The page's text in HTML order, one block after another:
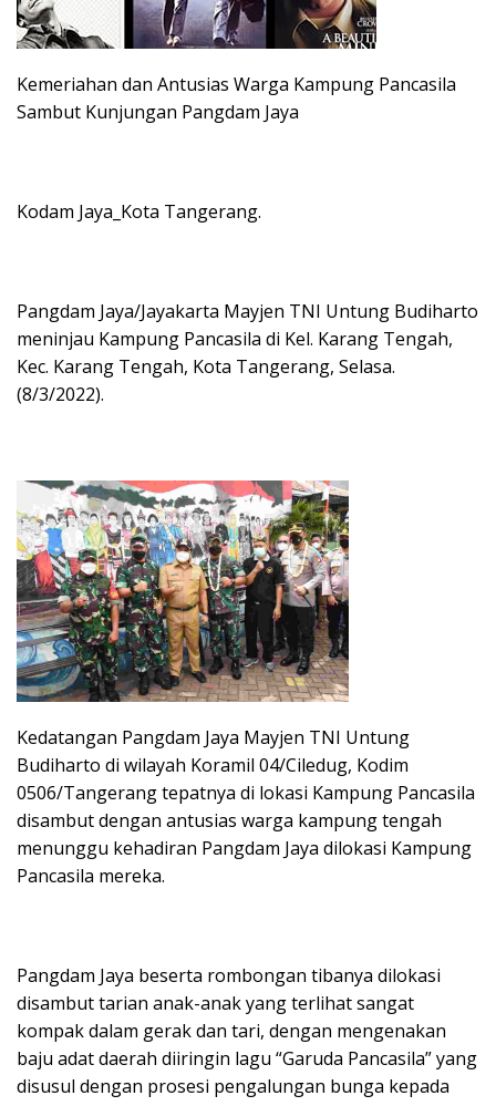
Kemeriahan dan Antusias Warga Kampung Pancasila
Sambut Kunjungan Pangdam Jaya
Kodam Jaya_Kota Tangerang.
Pangdam Jaya/Jayakarta Mayjen TNI Untung Budiharto
meninjau Kampung Pancasila di Kel. Karang Tengah,
Kec. Karang Tengah, Kota Tangerang, Selasa.
(8/3/2022).
Kedatangan Pangdam Jaya Mayjen TNI Untung
Budiharto di wilayah Koramil 04/Ciledug, Kodim
0506/Tangerang tepatnya di lokasi Kampung Pancasila
disambut dengan antusias warga kampung tengah
menunggu kehadiran Pangdam Jaya dilokasi Kampung
Pancasila mereka.
Pangdam Jaya beserta rombongan tibanya dilokasi
disambut tarian anak-anak yang terlihat sangat
kompak dalam gerak dan tari, dengan mengenakan
baju adat daerah diiringin lagu “Garuda Pancasila” yang
disusul dengan prosesi pengalungan bunga kepada